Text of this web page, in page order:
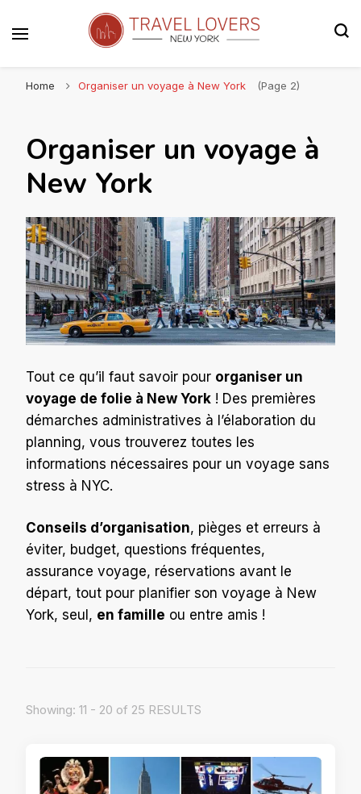
Home
Organiser un voyage à New York (Page 2)
Organiser un voyage à
New York
Tout ce qu’il faut savoir pour organiser un
voyage de folie à New York ! Des premières
démarches administratives à l’élaboration du
planning, vous trouverez toutes les
informations nécessaires pour un voyage sans
stress à NYC.
Conseils d’organisation, pièges et erreurs à
éviter, budget, questions fréquentes,
assurance voyage, réservations avant le
départ, tout pour planifier son voyage à New
York, seul, en famille ou entre amis !
Showing: 11 - 20 of 25 RESULTS